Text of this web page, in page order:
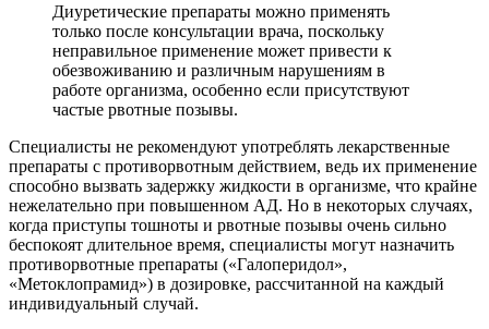
Диуретические препараты можно применять
только после консультации врача, поскольку
неправильное применение может привести к
обезвоживанию и различным нарушениям в
работе организма, особенно если присутствуют
частые рвотные позывы.
Специалисты не рекомендуют употреблять лекарственные
препараты с противорвотным действием, ведь их применение
способно вызвать задержку жидкости в организме, что крайне
нежелательно при повышенном АД. Но в некоторых случаях,
когда приступы тошноты и рвотные позывы очень сильно
беспокоят длительное время, специалисты могут назначить
противорвотные препараты («Галоперидол»,
«Метоклопрамид») в дозировке, рассчитанной на каждый
индивидуальный случай.